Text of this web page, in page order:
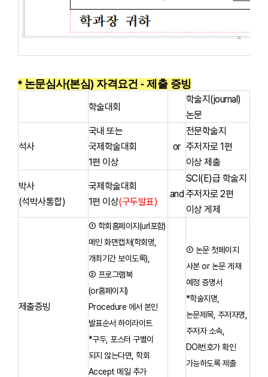
* 논문심사(본심) 자격요건 - 제출 증빙
학술대회
학술지(journal)
논문
석사
국내 또는
국제학술대회
1편 이상
or
전문학술지
주저자로 1편
이상 제출
박사
(석박사통합)
국제학술대회
1편 이상(구두발표)
and
SCI(E)급 학술지
주저자로 2편
이상 게제
제출증빙
① 학회홈페이지(url포함)
메인 화면캡처(학회명,
개최기간 보이도록),
② 프로그램북
(or홈페이지)
Procedure 에서 본인
발표순서 하이라이트
*구두, 포스터 구별이
되지 않는다면, 학회
Accept 메일 추가
① 논문 첫페이지
사본 or 논문 게재
예정 증명서
*학술지명,
논문제목, 주저자명,
주저자 소속,
DOI번호가 확인
가능하도록 제출